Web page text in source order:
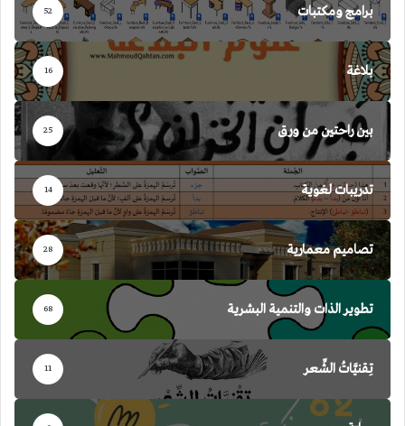
برامج ومكتبات 52
بلاغة 16
بين راحتين من ورق 25
تدريبات لغوية 14
تصاميم معمارية 28
تطوير الذات والتنمية البشرية 68
تِقنيَّاتُ الشِّعر 11